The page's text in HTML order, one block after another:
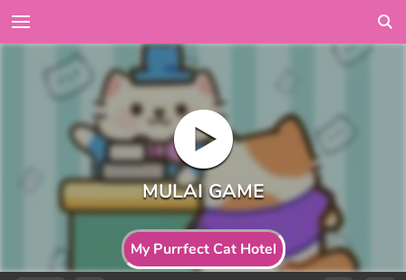
My Purrfect Cat Hotel